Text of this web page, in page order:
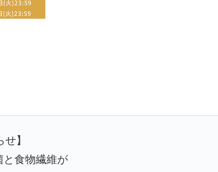
】
と食物繊維が